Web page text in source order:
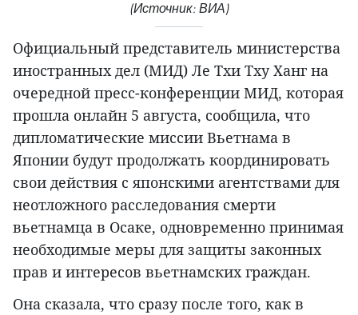
(Источник: ВИА)
Официальный представитель министерства
иностранных дел (МИД) Ле Тхи Тху Ханг на
очередной пресс-конференции МИД, которая
прошла онлайн 5 августа, сообщила, что
дипломатические миссии Вьетнама в
Японии будут продолжать координировать
свои действия с японскими агентствами для
неотложного расследования смерти
вьетнамца в Осаке, одновременно принимая
необходимые меры для защиты законных
прав и интересов вьетнамских граждан.
Она сказала, что сразу после того, как в